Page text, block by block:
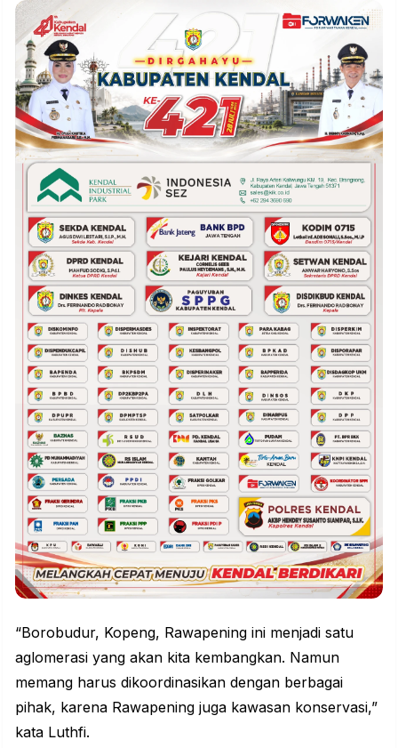
“Borobudur, Kopeng, Rawapening ini menjadi satu
aglomerasi yang akan kita kembangkan. Namun
memang harus dikoordinasikan dengan berbagai
pihak, karena Rawapening juga kawasan konservasi,”
kata Luthfi.